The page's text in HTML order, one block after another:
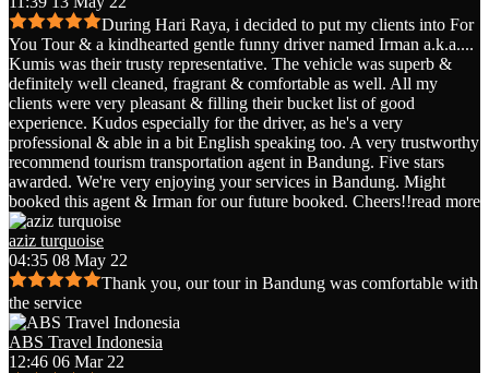
During Hari Raya, i decided to put my clients into For
You Tour & a kindhearted gentle funny driver named Irman a.k.a....
Kumis was their trusty representative. The vehicle was superb &
definitely well cleaned, fragrant & comfortable as well. All my
clients were very pleasant & filling their bucket list of good
experience. Kudos especially for the driver, as he's a very
professional & able in a bit English speaking too. A very trustworthy
recommend tourism transportation agent in Bandung. Five stars
awarded. We're very enjoying your services in Bandung. Might
booked this agent & Irman for our future booked. Cheers!!read more
aziz turquoise
04:35 08 May 22
Thank you, our tour in Bandung was comfortable with
the service
ABS Travel Indonesia
12:46 06 Mar 22